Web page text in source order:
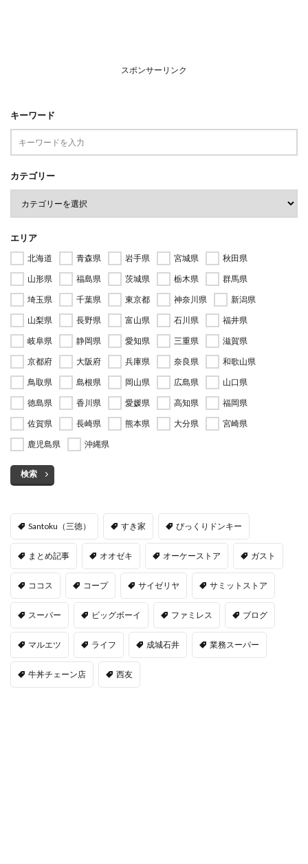
スポンサーリンク
キーワード
カテゴリー
エリア
北海道 青森県 岩手県 宮城県
秋田県
山形県
福島県 茨城県 栃木県
群馬県
埼玉県
千葉県 東京都 神奈川県
新潟県
山梨県
長野県 富山県 石川県
福井県
岐阜県
静岡県 愛知県 三重県
滋賀県
京都府
大阪府 兵庫県 奈良県
和歌山県
鳥取県
島根県 岡山県 広島県
山口県
徳島県
香川県 愛媛県 高知県
福岡県
佐賀県
長崎県 熊本県 大分県
宮崎県
鹿児島県
沖縄県
検索
Santoku（三徳） すき家 びっくりドンキー
まとめ記事 オオゼキ オーケーストア ガスト
ココス コープ サイゼリヤ サミットストア
スーパー ビッグボーイ ファミレス ブログ
マルエツ ライフ 成城石井 業務スーパー
牛丼チェーン店 西友